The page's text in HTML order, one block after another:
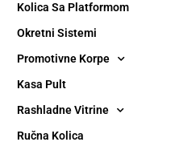
Kolica Sa Platformom
Okretni Sistemi
Promotivne Korpe
Kasa Pult
Rashladne Vitrine
Ručna Kolica